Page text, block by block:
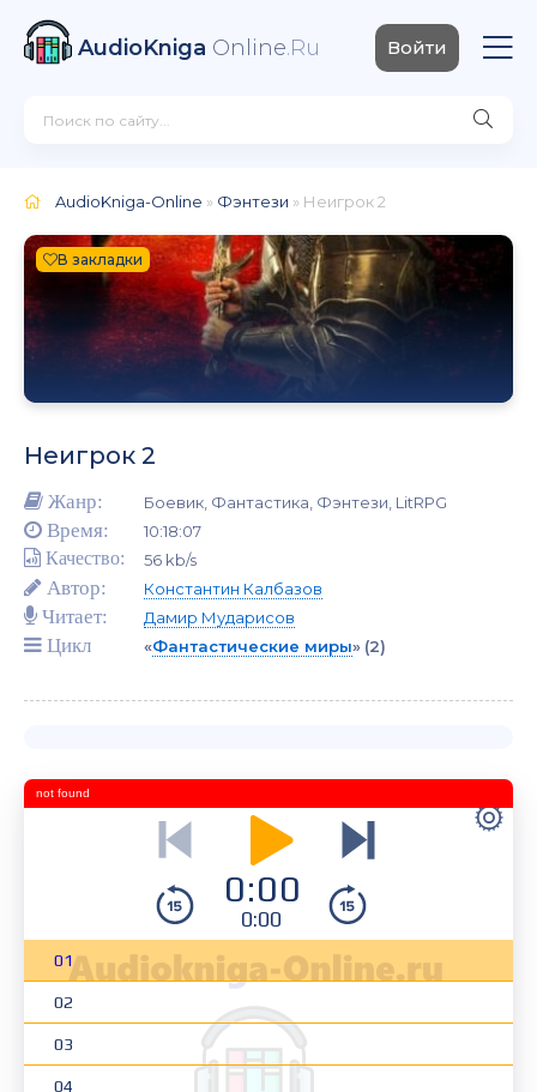
AudioKniga Online.Ru Войти
AudioKniga-Online » Фэнтези » Неигрок 2
В закладки
Неигрок 2
Жанр: Боевик, Фантастика, Фэнтези, LitRPG
Время: 10:18:07
Качество: 56 kb/s
Автор: Константин Калбазов
Читает: Дамир Мударисов
Цикл «Фантастические миры» (2)
0:00
0:00
01
02
03
04
not found